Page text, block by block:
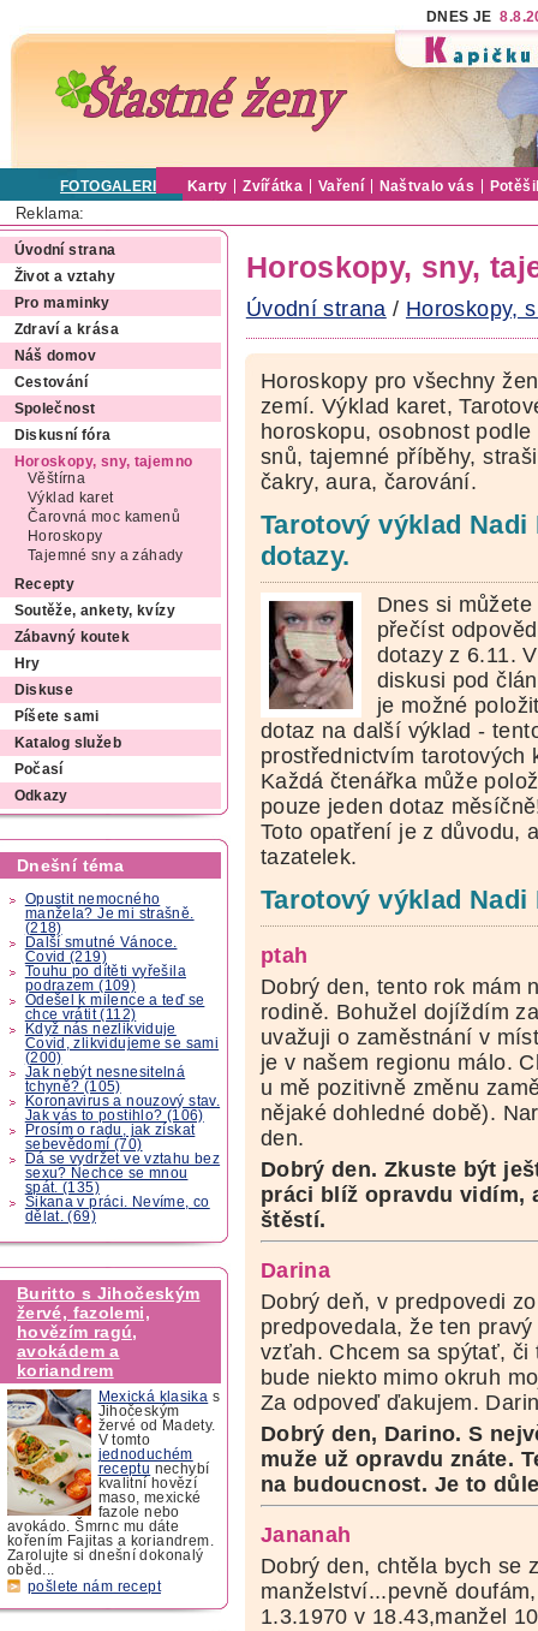
DNES JE
FOTOGALERIE Karty Zvířátka Vaření Naštvalo vás
Reklama:
Úvodní strana
Život a vztahy
Pro maminky
Zdraví a krása
Náš domov
Cestování
Společnost
Diskusní fóra
Horoskopy, sny, tajemno
Věštírna
Výklad karet
Čarovná moc kamenů
Horoskopy
Tajemné sny a záhady
Recepty
Soutěže, ankety, kvízy
Zábavný koutek
Hry
Diskuse
Píšete sami
Katalog služeb
Počasí
Odkazy
Dnešní téma
Opustit nemocného
manžela? Je mi strašně.
(218)
Další smutné Vánoce.
Covid (219)
Touhu po dítěti vyřešila
podrazem (109)
Odešel k milence a teď se
chce vrátit (112)
Když nás nezlikviduje
Covid, zlikvidujeme se sami
(200)
Jak nebýt nesnesitelná
tchyně? (105)
Koronavirus a nouzový stav.
Jak vás to postihlo? (106)
Prosím o radu, jak získat
sebevědomí (70)
Dá se vydržet ve vztahu bez
sexu? Nechce se mnou
spát. (135)
Šikana v práci. Nevíme, co
dělat. (69)
Buritto s Jihočeským
žervé, fazolemi,
hovězím ragú,
avokádem a
koriandrem
Mexická klasika s
Jihočeským
žervé od Madety.
V tomto
jednoduchém
receptu nechybí
kvalitní hovězí
maso, mexické
fazole nebo
avokádo. Šmrnc mu dáte
kořením Fajitas a koriandrem.
Zarolujte si dnešní dokonalý
oběd...
pošlete nám recept
Horoskopy, sny,
Úvodní strana / Horoskopy,
Horoskopy pro všechny
zemí. Výklad karet,
horoskopu, osobnost
snů, tajemné příběhy,
čakry, aura, čarování.
Tarotový výklad
dotazy.
Dnes si můžete
přečíst
dotazy z 6.11. V
diskusi pod
je možné
dotaz na další výklad -
prostřednictvím tarotových
Každá čtenářka může
pouze jeden dotaz
Toto opatření je z důvodu,
tazatelek.
Tarotový výklad Nadi
ptah
Dobrý den, tento rok mám
rodině. Bohužel dojíždím
uvažuji o zaměstnání v
je v našem regionu málo.
u mě pozitivně změnu
nějaké dohledné době).
den.
Dobrý den. Zkuste být
práci blíž opravdu vidím,
štěstí.
Darina
Dobrý deň, v predpovedi
predpovedala, že ten
vzťah. Chcem sa spýtať, či
bude niekto mimo okruh
Za odpoveď ďakujem.
Dobrý den, Darino. S
muže už opravdu znáte.
na budoucnost. Je to
Jananah
Dobrý den, chtěla bych se
manželství...pevně
1.3.1970 v 18.43,manžel